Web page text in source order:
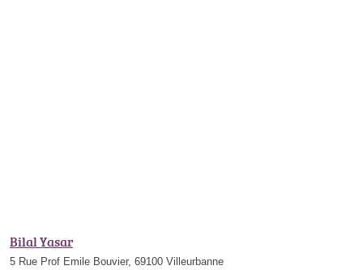
Bilal Yasar
5 Rue Prof Emile Bouvier, 69100 Villeurbanne